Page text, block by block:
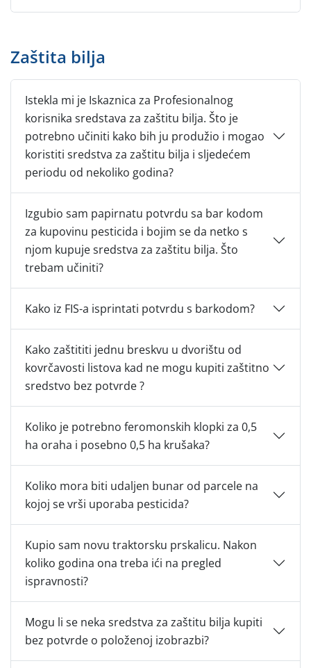
Zaštita bilja
Istekla mi je Iskaznica za Profesionalnog
korisnika sredstava za zaštitu bilja. Što je
potrebno učiniti kako bih ju produžio i mogao
koristiti sredstva za zaštitu bilja i sljedećem
periodu od nekoliko godina?
Izgubio sam papirnatu potvrdu sa bar kodom
za kupovinu pesticida i bojim se da netko s
njom kupuje sredstva za zaštitu bilja. Što
trebam učiniti?
Kako iz FIS-a isprintati potvrdu s barkodom?
Kako zaštititi jednu breskvu u dvorištu od
kovrčavosti listova kad ne mogu kupiti zaštitno
sredstvo bez potvrde ?
Koliko je potrebno feromonskih klopki za 0,5
ha oraha i posebno 0,5 ha krušaka?
Koliko mora biti udaljen bunar od parcele na
kojoj se vrši uporaba pesticida?
Kupio sam novu traktorsku prskalicu. Nakon
koliko godina ona treba ići na pregled
ispravnosti?
Mogu li se neka sredstva za zaštitu bilja kupiti
bez potvrde o položenoj izobrazbi?